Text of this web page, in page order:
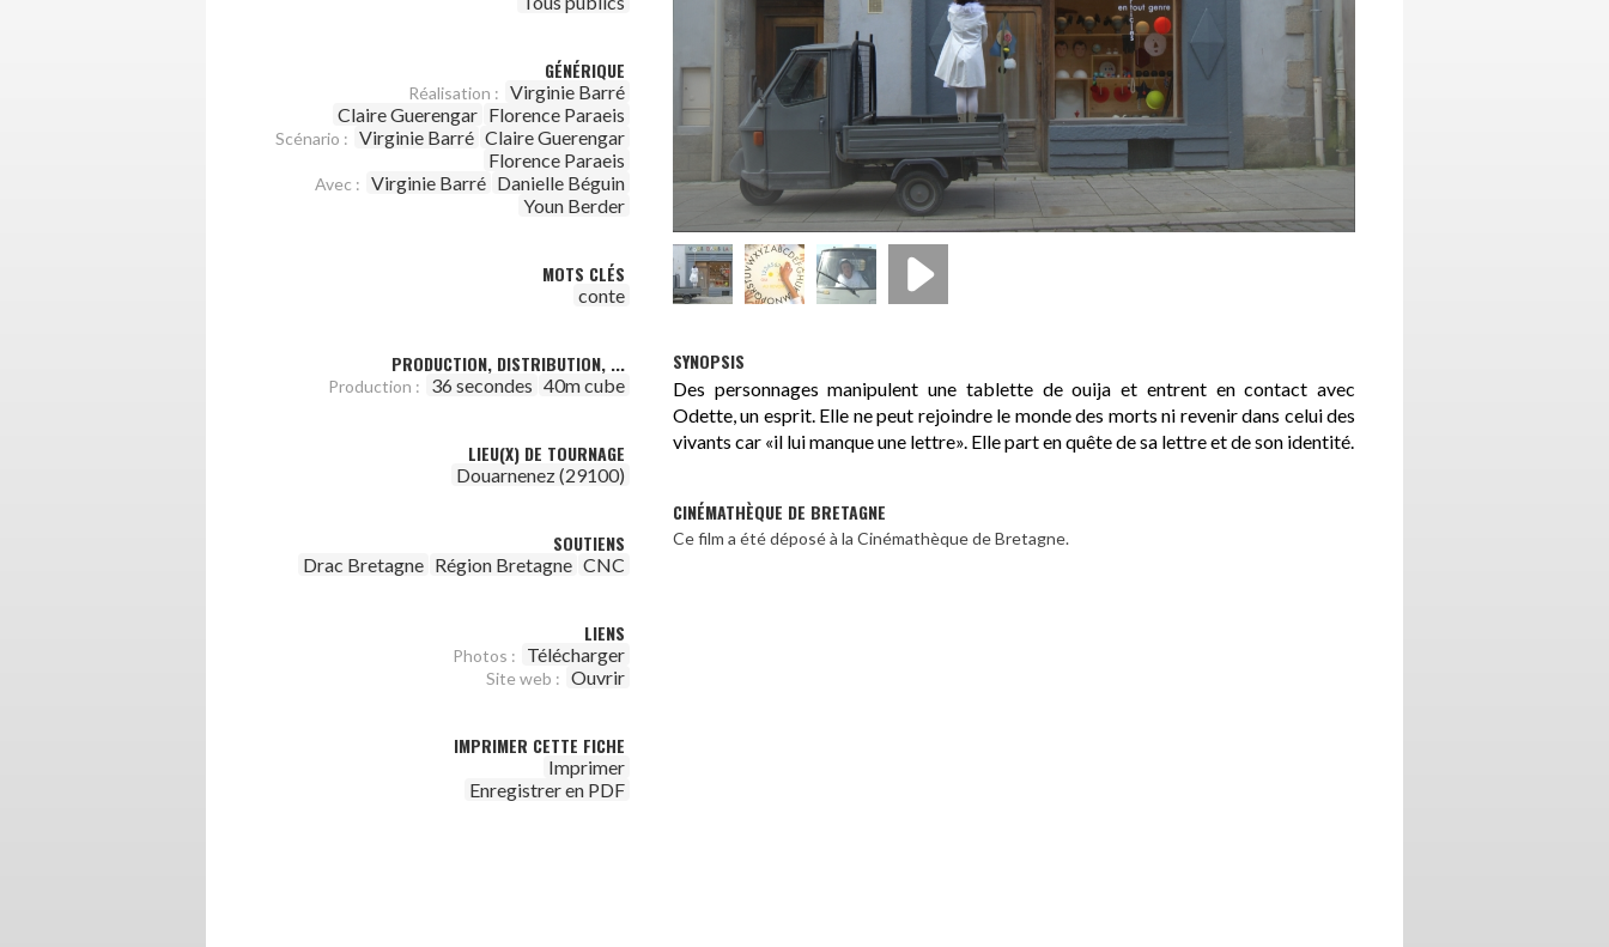
GÉNÉRIQUE
Réalisation : Virginie Barré
Claire Guerengar Florence Paraeis
Scénario : Virginie Barré Claire Guerengar
Florence Paraeis
Avec : Virginie Barré Danielle Béguin
Youn Berder
MOTS CLÉS
conte
PRODUCTION, DISTRIBUTION, ...
Production : 36 secondes 40m cube
LIEU(X) DE TOURNAGE
Douarnenez (29100)
SOUTIENS
Drac Bretagne Région Bretagne CNC
LIENS
Photos : Télécharger
Site web : Ouvrir
IMPRIMER CETTE FICHE
Imprimer
Enregistrer en PDF
SYNOPSIS
Des personnages manipulent une tablette de ouija et entrent en contact avec
Odette, un esprit. Elle ne peut rejoindre le monde des morts ni revenir dans celui des
vivants car «il lui manque une lettre». Elle part en quête de sa lettre et de son identité.
CINÉMATHÈQUE DE BRETAGNE
Ce film a été déposé à la Cinémathèque de Bretagne.